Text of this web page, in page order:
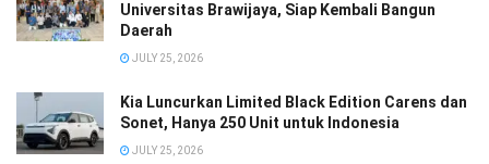
Universitas Brawijaya, Siap Kembali Bangun
Daerah
JULY 25, 2026
Kia Luncurkan Limited Black Edition Carens dan
Sonet, Hanya 250 Unit untuk Indonesia
JULY 25, 2026